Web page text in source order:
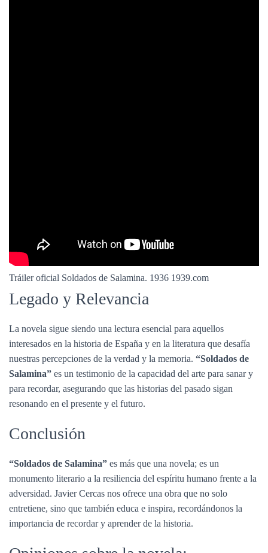
Tráiler oficial Soldados de Salamina. 1936 1939.com
Legado y Relevancia
La novela sigue siendo una lectura esencial para aquellos
interesados en la historia de España y en la literatura que desafía
nuestras percepciones de la verdad y la memoria. “Soldados de
Salamina” es un testimonio de la capacidad del arte para sanar y
para recordar, asegurando que las historias del pasado sigan
resonando en el presente y el futuro.
Conclusión
“Soldados de Salamina” es más que una novela; es un
monumento literario a la resiliencia del espíritu humano frente a la
adversidad. Javier Cercas nos ofrece una obra que no solo
entretiene, sino que también educa e inspira, recordándonos la
importancia de recordar y aprender de la historia.